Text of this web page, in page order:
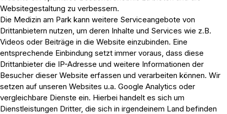
Websitegestaltung zu verbessern.
Die Medizin am Park kann weitere Serviceangebote von
Drittanbietern nutzen, um deren Inhalte und Services wie z.B.
Videos oder Beiträge in die Website einzubinden. Eine
entsprechende Einbindung setzt immer voraus, dass diese
Drittanbieter die IP-Adresse und weitere Informationen der
Besucher dieser Website erfassen und verarbeiten können. Wir
setzen auf unseren Websites u.a. Google Analytics oder
vergleichbare Dienste ein. Hierbei handelt es sich um
Dienstleistungen Dritter, die sich in irgendeinem Land befinden